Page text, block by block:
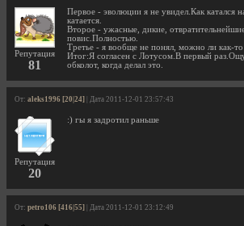
Репутация
81
Первое - эволюции я не увидел.Как катался
катается.
Второе - ужасные, дикие,
повис.Полностью.
Третье - я вообще не понял, можно ли как-то
Итог:Я согласен с Лотусом.В первый
обколот, когда делал это.
От: aleks1996 [20|24] | Дата 2011-12-01 23:57:43
Репутация
20
:) гы я задротил раньше
От: petro106 [416|55] | Дата 2011-12-01 23:12:49